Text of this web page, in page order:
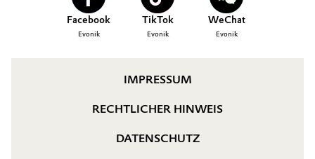
Facebook
Evonik
TikTok
Evonik
WeChat
Evonik
IMPRESSUM
RECHTLICHER HINWEIS
DATENSCHUTZ